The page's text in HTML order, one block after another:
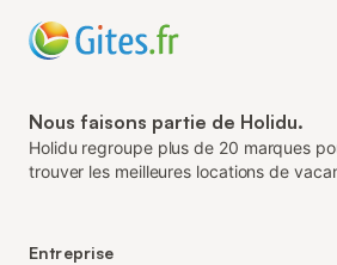
Nous faisons partie de Holidu.
Holidu regroupe plus de 20 marques
trouver les meilleures locations de
Entreprise